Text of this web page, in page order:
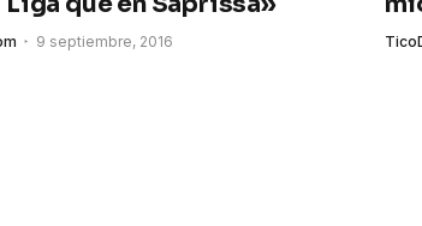
9 septiembre, 2016